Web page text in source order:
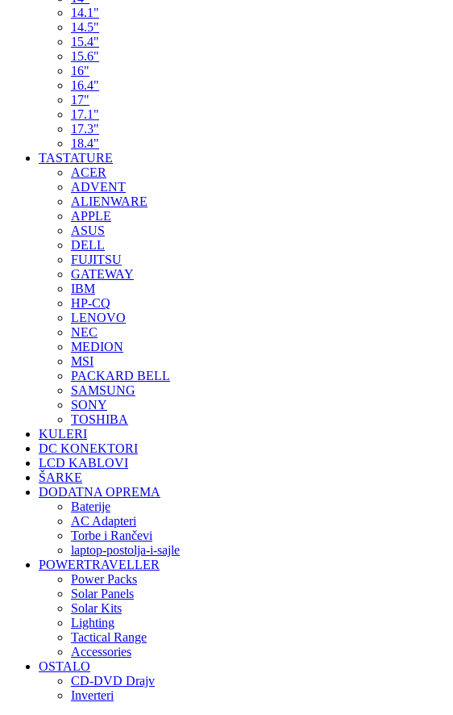
14.1"
14.5"
15.4"
15.6"
16"
16.4"
17"
17.1"
17.3"
18.4"
TASTATURE
ACER
ADVENT
ALIENWARE
APPLE
ASUS
DELL
FUJITSU
GATEWAY
IBM
HP-CQ
LENOVO
NEC
MEDION
MSI
PACKARD BELL
SAMSUNG
SONY
TOSHIBA
KULERI
DC KONEKTORI
LCD KABLOVI
ŠARKE
DODATNA OPREMA
Baterije
AC Adapteri
Torbe i Rančevi
laptop-postolja-i-sajle
POWERTRAVELLER
Power Packs
Solar Panels
Solar Kits
Lighting
Tactical Range
Accessories
OSTALO
CD-DVD Drajv
Inverteri